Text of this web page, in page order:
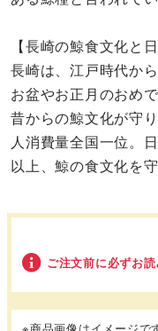
【長崎の鯨食文化と
長崎は、江戸時代か
お盆やお正月のおめ
昔からの鯨文化が守
人消費量全国一位。
以上、鯨の食文化を
ご注文前に必ずお